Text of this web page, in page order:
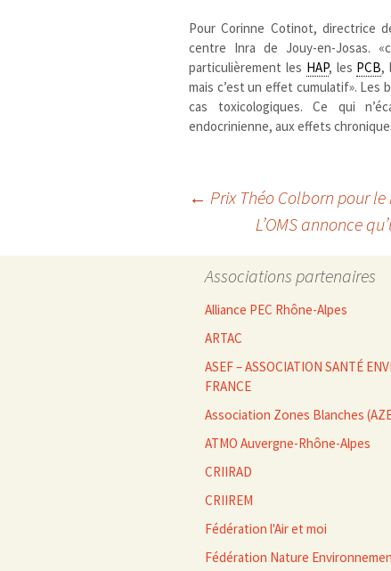
Pour Corinne Cotinot, directrice
centre Inra de Jouy-en-Josas.
particulièrement les HAP, les PCB,
mais c’est un effet cumulatif». Les
cas toxicologiques. Ce qui
endocrinienne, aux effets
Navigation
des
← Prix Théo Colborn pour
L’OMS annonce
Associations partenaires
Alliance PEC Rhône-Alpes
ARTAC
ASEF – ASSOCIATION SANTÉ
FRANCE
Association Zones Blanches
ATMO Auvergne-Rhône-Alpes
CRIIRAD
CRIIREM
Fédération l'Air et moi
Fédération Nature